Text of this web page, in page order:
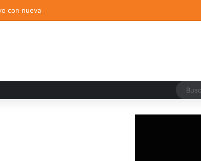
con nuevas obras de artistas emergentes y consolidados